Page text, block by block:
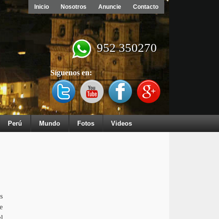
Inicio Nosotros Anuncie Contacto
952 350270
Síguenos en:
Perú Mundo Fotos Videos